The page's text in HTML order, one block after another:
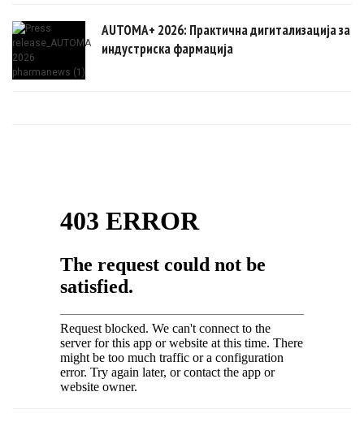
AUTOMA+ 2026: Практична дигитализација за
индустриска фармација